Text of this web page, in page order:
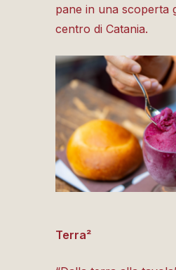
pane in una scoperta
centro di Catania.
Terra²